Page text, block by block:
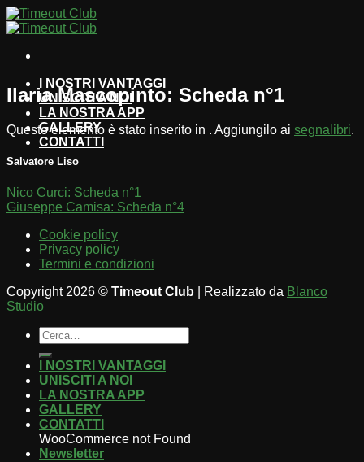
Salta
ai
I NOSTRI VANTAGGI
UNISCITI A NOI
LA NOSTRA APP
GALLERY
CONTATTI
Ilaria Mascopinto: Scheda n°1
Questo elemento è stato inserito in . Aggiungilo ai segnalibri.
Salvatore Liso
Nico Curci: Scheda n°1
Giuseppe Camisa: Scheda n°4
Cookie policy
Privacy policy
Termini e condizioni
Copyright 2026 © Timeout Club | Realizzato da Blanco
Studio
I NOSTRI VANTAGGI
UNISCITI A NOI
LA NOSTRA APP
GALLERY
CONTATTI
WooCommerce not Found
Newsletter